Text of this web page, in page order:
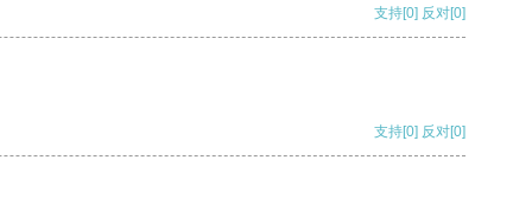
支持[0] 反对[0]
支持[0] 反对[0]